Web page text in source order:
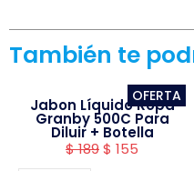
También te
OFERTA
Jabon Líquido Ropa
Granby 500C Para
Diluir + Botella
$189$ 155